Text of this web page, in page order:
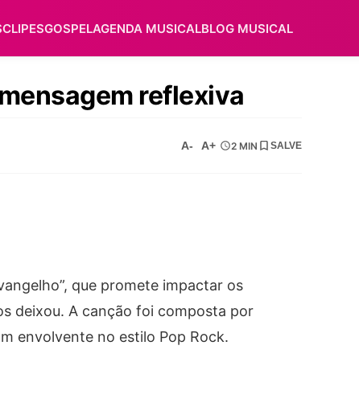
CLIPESGOSPELAGENDA MUSICALBLOG MUSICAL
reflexiva
A- A+ 2 MIN SALVE
que promete impactar os
deixou. A canção foi composta por
envolvente no estilo Pop Rock.